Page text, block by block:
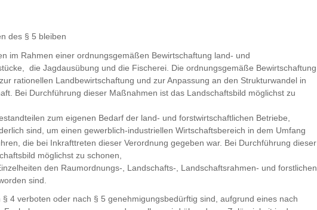
des § 5 bleiben
im Rahmen einer ordnungsgemäßen Bewirtschaftung land- und
die Jagdausübung und die Fischerei. Die ordnungsgemäße Bewirtschaftung
rationellen Landbewirtschaftung und zur Anpassung an den Strukturwandel in
Bei Durchführung dieser Maßnahmen ist das Landschaftsbild möglichst zu
zum eigenen Bedarf der land- und forstwirtschaftlichen Betriebe,
sind, um einen gewerblich-industriellen Wirtschaftsbereich in dem Umfang
die bei Inkrafttreten dieser Verordnung gegeben war. Bei Durchführung dieser
möglichst zu schonen,
den Raumordnungs-, Landschafts-, Landschaftsrahmen- und forstlichen
sind.
4 verboten oder nach § 5 genehmigungsbedürftig sind, aufgrund eines nach